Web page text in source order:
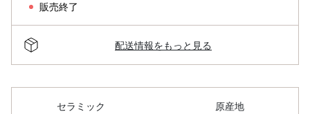
販売終了
配送情報をもっと見る
セラミック
原産地